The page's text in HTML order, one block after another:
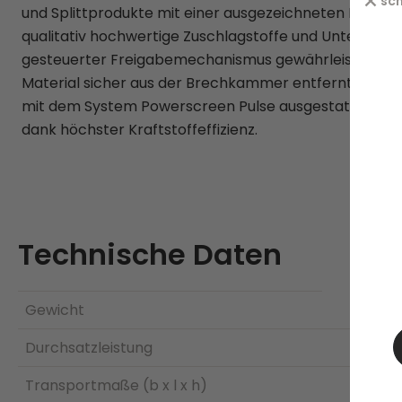
und Splittprodukte mit einer ausgezeichneten
qualitativ hochwertige Zuschlagstoffe und
gesteuerter Freigabemechanismus gewährleistet,
Material sicher aus der Brechkammer entfernt wird.
mit dem System Powerscreen Pulse ausgestattet
dank höchster Kraftstoffeffizienz.
Technische Daten
Gewicht
Durchsatzleistung
Transportmaße (b x l x h)